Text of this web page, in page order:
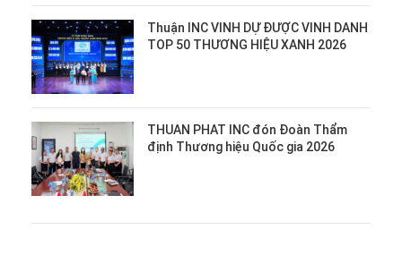
Thuận INC VINH DỰ ĐƯỢC VINH DANH
TOP 50 THƯƠNG HIỆU XANH 2026
THUAN PHAT INC đón Đoàn Thẩm
định Thương hiệu Quốc gia 2026